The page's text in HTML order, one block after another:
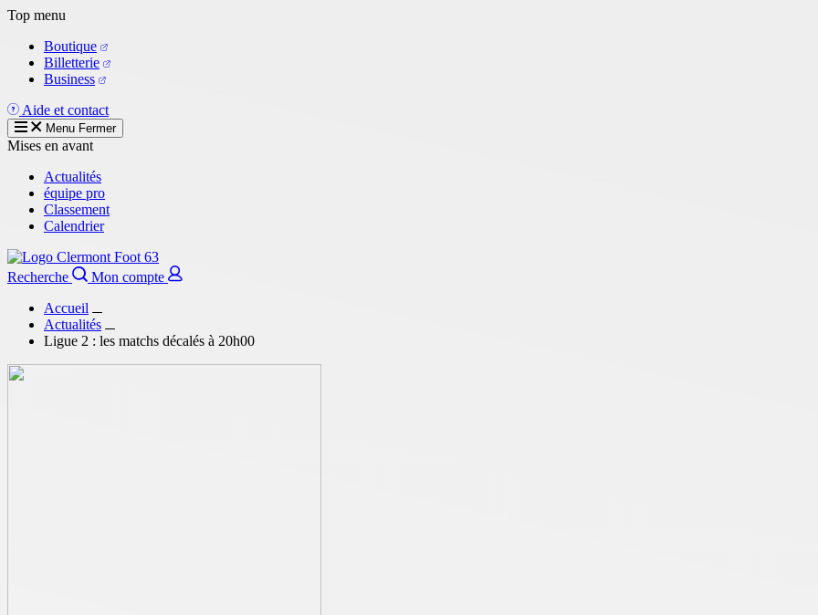
Aller
contenu
principal
Top menu
Boutique
Billetterie
Business
Aide et contact
Menu Fermer
Mises en avant
Actualités
équipe pro
Classement
Calendrier
Recherche
Mon compte
Accueil
Actualités
Ligue 2 : les matchs décalés à 20h00